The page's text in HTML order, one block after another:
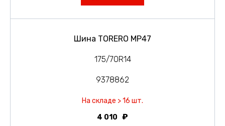
Шина TORERO MP47
175/70R14
9378862
На складе > 16 шт.
4 010